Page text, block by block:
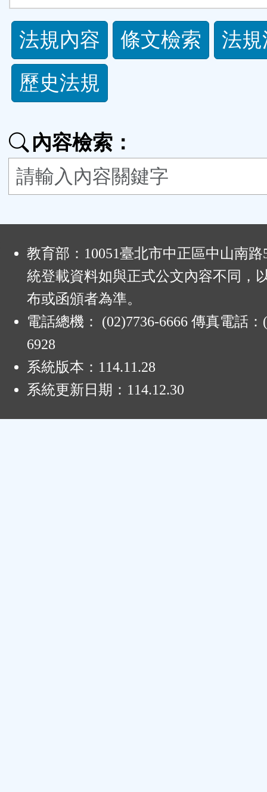
法
規
功
按
鈕
法規內容 條文檢索
法
歷史法規
內容檢索：
教育部：10051臺北市中正區中山南
統登載資料如與正式公文內容不同，
布或函頒者為準。
電話總機： (02)7736-6666 傳真電話：
6928
系統版本： 114.11.28
系統更新日期： 114.12.30